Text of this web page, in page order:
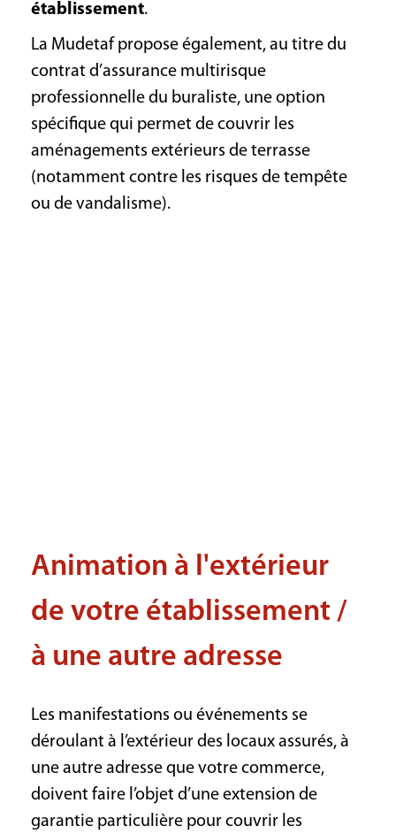
établissement.
La Mudetaf propose également, au titre du
contrat d’assurance multirisque
professionnelle du buraliste, une option
spécifique qui permet de couvrir les
aménagements extérieurs de terrasse
(notamment contre les risques de tempête
ou de vandalisme).
Animation à l'extérieur
de votre établissement /
à une autre adresse
Les manifestations ou événements se
déroulant à l’extérieur des locaux assurés, à
une autre adresse que votre commerce,
doivent faire l’objet d’une extension de
garantie particulière pour couvrir les